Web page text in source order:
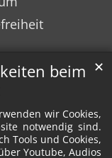
beim
wir Cookies,
notwendig sind.
Tools und Cookies,
Youtube, Audios
✕